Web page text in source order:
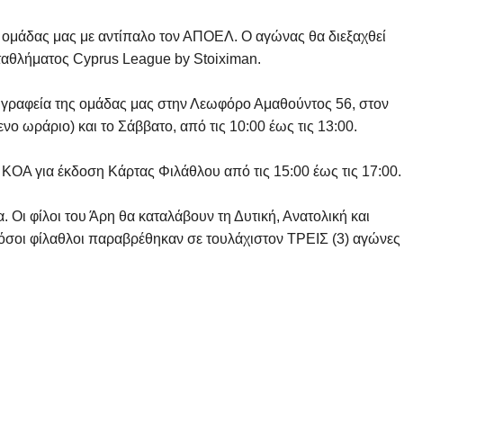
ομάδας μας με αντίπαλο τον ΑΠΟΕΛ. Ο αγώνας θα διεξαχθεί
Cyprus League by Stoiximan.
της ομάδας μας στην Λεωφόρο Αμαθούντος 56, στον
ωράριο) και το Σάββατο, από τις 10:00 έως τις 13:00.
για έκδοση Κάρτας Φιλάθλου από τις 15:00 έως τις 17:00.
φίλοι του Άρη θα καταλάβουν τη Δυτική, Ανατολική και
φίλαθλοι παραβρέθηκαν σε τουλάχιστον ΤΡΕΙΣ (3) αγώνες